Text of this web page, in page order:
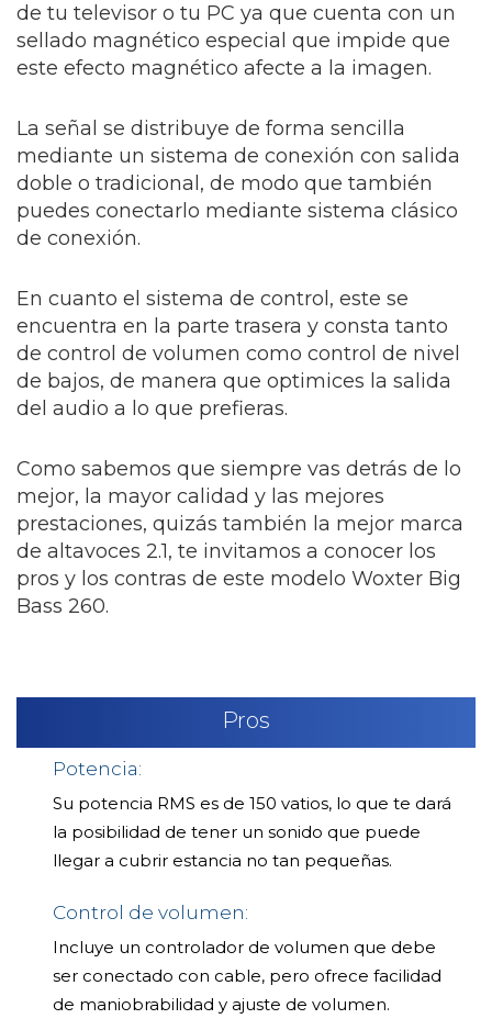
de tu televisor o tu PC ya que cuenta con un
sellado magnético especial que impide que
este efecto magnético afecte a la imagen.
La señal se distribuye de forma sencilla
mediante un sistema de conexión con salida
doble o tradicional, de modo que también
puedes conectarlo mediante sistema clásico
de conexión.
En cuanto el sistema de control, este se
encuentra en la parte trasera y consta tanto
de control de volumen como control de nivel
de bajos, de manera que optimices la salida
del audio a lo que prefieras.
Como sabemos que siempre vas detrás de lo
mejor, la mayor calidad y las mejores
prestaciones, quizás también la mejor marca
de altavoces 2.1, te invitamos a conocer los
pros y los contras de este modelo Woxter Big
Bass 260.
Pros
Potencia:
Su potencia RMS es de 150 vatios, lo que te dará
la posibilidad de tener un sonido que puede
llegar a cubrir estancia no tan pequeñas.
Control de volumen:
Incluye un controlador de volumen que debe
ser conectado con cable, pero ofrece facilidad
de maniobrabilidad y ajuste de volumen.